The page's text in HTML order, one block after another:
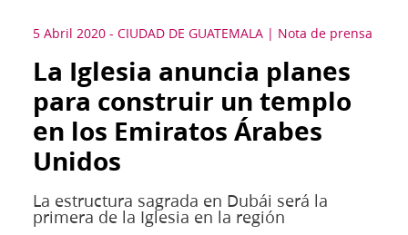
5 Abril 2020 - CIUDAD DE GUATEMALA Nota de prensa
La Iglesia anuncia planes
para construir un templo
en los Emiratos Árabes
Unidos
La estructura sagrada en Dubái será la
primera de la Iglesia en la región